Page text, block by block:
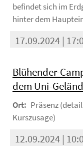
befindet sich im
hinter dem
17.09.2024 |
Blühender-
dem Uni-
Ort: Präsenz
Kurszusage)
12.09.2024 |